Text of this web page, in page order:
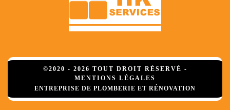
©2020 - 2026 TOUT DROIT RÉSERVÉ -
MENTIONS LÉGALES
ENTREPRISE DE PLOMBERIE ET RÉNOVATION